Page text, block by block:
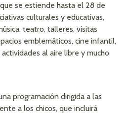
se estiende hasta el 28 de
culturales y educativas,
teatro, talleres, visitas
emblemáticos, cine infantil,
al aire libre y mucho
programación dirigida a las
a los chicos, que incluirá